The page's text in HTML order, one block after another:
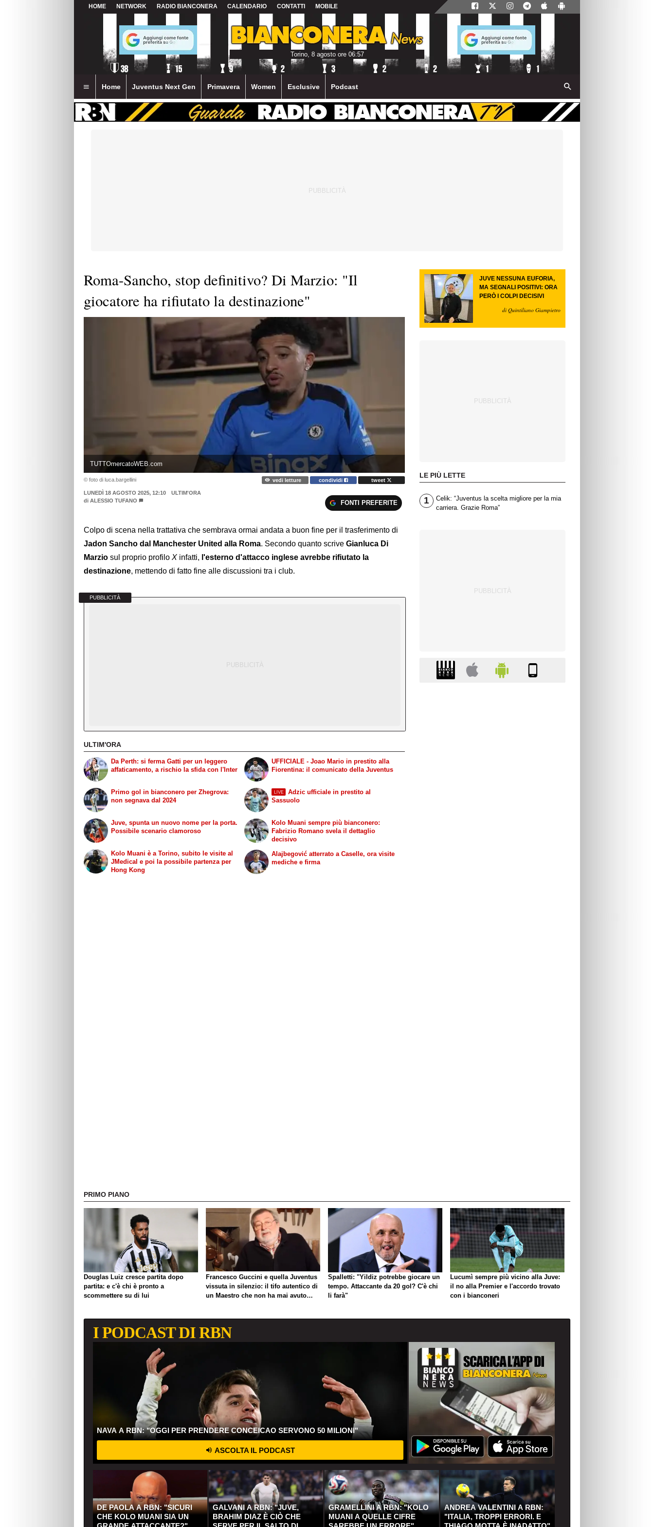
HOME NETWORK RADIO BIANCONERA CALENDARIO CONTATTI MOBILE
Torino, 8 agosto ore 06:57
Home Juventus Next Gen Primavera Women Esclusive Podcast
Roma-Sancho, stop definitivo? Di Marzio: "Il
giocatore ha rifiutato la destinazione"
TUTTOmercatoWEB.com
© foto di luca.bargellini vedi letture condividi tweet
LUNEDÌ 18 AGOSTO 2025, 12:10
ULTIM'ORA
di ALESSIO TUFANO FONTI PREFERITE
Colpo di scena nella trattativa che sembrava ormai andata a buon fine per il trasferimento di
Jadon Sancho dal Manchester United alla Roma. Secondo quanto scrive Gianluca Di
Marzio sul proprio profilo X infatti, l'esterno d'attacco inglese avrebbe rifiutato la
destinazione, mettendo di fatto fine alle discussioni tra i club.
PUBBLICITÀ
ULTIM'ORA
Da Perth: si ferma Gatti per un leggero
affaticamento, a rischio la sfida con l'Inter
Primo gol in bianconero per Zhegrova:
non segnava dal 2024
UFFICIALE - Joao Mario in prestito alla
Fiorentina: il comunicato della Juventus
LIVE
Adzic ufficiale in prestito al
Sassuolo
Juve, spunta un nuovo nome per la porta.
Possibile scenario clamoroso
Kolo Muani è a Torino, subito le visite al
JMedical e poi la possibile partenza per
Hong Kong
Kolo Muani sempre più bianconero:
Fabrizio Romano svela il dettaglio
decisivo
Alajbegović atterrato a Caselle, ora visite
mediche e firma
JUVE NESSUNA EUFORIA,
MA SEGNALI POSITIVI: ORA
PERÒ I COLPI DECISIVI
di Quintiliano Giampietro
LE PIÙ LETTE
1
Celik: “Juventus la scelta migliore per la mia
carriera. Grazie Roma”
PRIMO PIANO
Douglas Luiz cresce partita dopo
partita: e c'è chi è pronto a
scommettere su di lui
Francesco Guccini e quella Juventus
vissuta in silenzio: il tifo autentico di
un Maestro che non ha mai avuto
Spalletti: "Yildiz potrebbe giocare un
tempo. Attaccante da 20 gol? C'è chi
li farà"
Lucumì sempre più vicino alla Juve:
il no alla Premier e l'accordo trovato
con i bianconeri
I PODCAST DI RBN
NAVA A RBN: "OGGI PER PRENDERE CONCEICAO SERVONO 50 MILIONI"
ASCOLTA IL PODCAST
DE PAOLA A RBN: "SICURI
CHE KOLO MUANI SIA UN
GALVANI A RBN: "JUVE,
BRAHIM DIAZ È CIÒ CHE
GRAMELLINI A RBN: "KOLO
MUANI A QUELLE CIFRE
ANDREA VALENTINI A RBN:
"ITALIA, TROPPI ERRORI. E